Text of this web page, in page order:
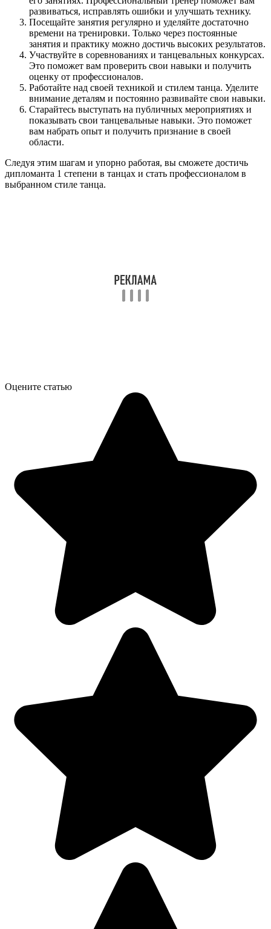
развиваться, исправлять ошибки и улучшать технику.
Посещайте занятия регулярно и уделяйте достаточно
времени на тренировки. Только через постоянные
занятия и практику можно достичь высоких результатов.
Участвуйте в соревнованиях и танцевальных конкурсах.
Это поможет вам проверить свои навыки и получить
оценку от профессионалов.
Работайте над своей техникой и стилем танца. Уделите
внимание деталям и постоянно развивайте свои навыки.
Старайтесь выступать на публичных мероприятиях и
показывать свои танцевальные навыки. Это поможет
вам набрать опыт и получить признание в своей
области.
Следуя этим шагам и упорно работая, вы сможете достичь
дипломанта 1 степени в танцах и стать профессионалом в
выбранном стиле танца.
Оцените статью